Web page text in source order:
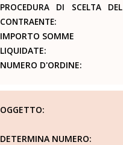
PROCEDURA DI SCELTA DEL
CONTRAENTE:
IMPORTO SOMME
LIQUIDATE:
NUMERO D'ORDINE:
OGGETTO:
DETERMINA NUMERO: